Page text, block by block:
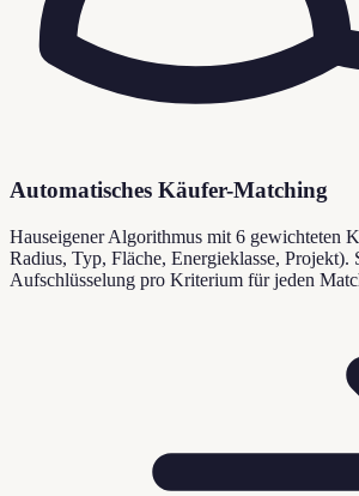
Automatisches Käufer-Matching
Hauseigener Algorithmus mit 6 gewichteten
Radius, Typ, Fläche, Energieklasse, Projekt).
Aufschlüsselung pro Kriterium für jeden